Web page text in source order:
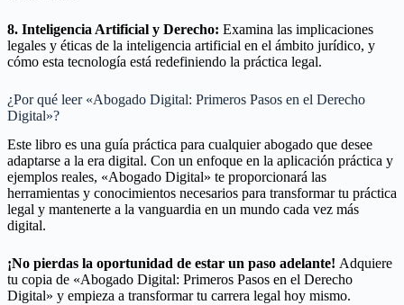
8. Inteligencia Artificial y Derecho: Examina las implicaciones
legales y éticas de la inteligencia artificial en el ámbito jurídico, y
cómo esta tecnología está redefiniendo la práctica legal.
¿Por qué leer «Abogado Digital: Primeros Pasos en el Derecho
Digital»?
Este libro es una guía práctica para cualquier abogado que desee
adaptarse a la era digital. Con un enfoque en la aplicación práctica y
ejemplos reales, «Abogado Digital» te proporcionará las
herramientas y conocimientos necesarios para transformar tu práctica
legal y mantenerte a la vanguardia en un mundo cada vez más
digital.
¡No pierdas la oportunidad de estar un paso adelante! Adquiere
tu copia de «Abogado Digital: Primeros Pasos en el Derecho
Digital» y empieza a transformar tu carrera legal hoy mismo.